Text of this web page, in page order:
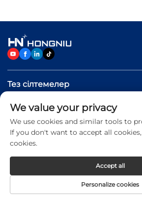
Тез сілтемелер
Өнімдер
Бізге хабарласыңыз
Copyright © 2026 Jinan Hongniu
We value your privacy
We use cookies and similar tools to
If you don't want to accept all
cookies.
Personalize cookies
Accept all